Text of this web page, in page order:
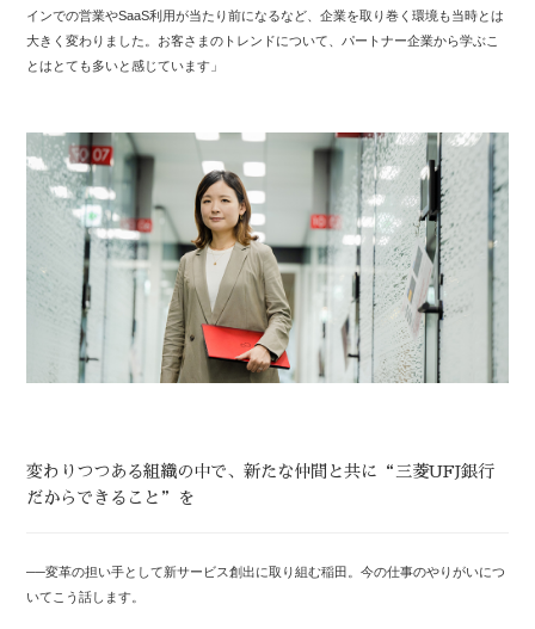
インでの営業やSaaS利用が当たり前になるなど、企業を取り巻く環境も当時とは
大きく変わりました。お客さまのトレンドについて、パートナー企業から学ぶこ
とはとても多いと感じています」
変わりつつある組織の中で、新たな仲間と共に“三菱UFJ銀行
だからできること”を
──変革の担い手として新サービス創出に取り組む稲田。今の仕事のやりがいにつ
いてこう話します。